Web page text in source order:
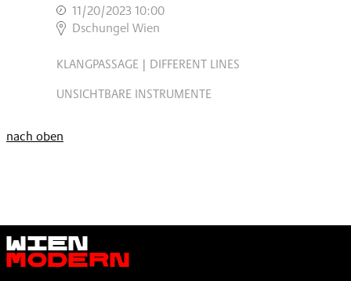
11/20/2023 10:00
,
Dschungel Wien
KLANGPASSAGE | DIFFERENT LINES
UNSICHTBARE INSTRUMENTE
nach oben
Wien
Modern